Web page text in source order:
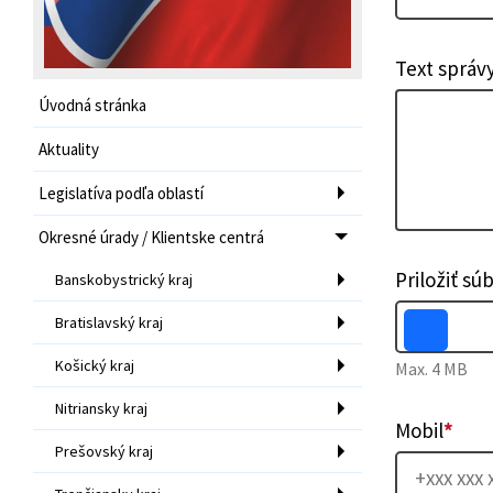
Úvodná stránka
Aktuality
Legislatíva podľa oblastí
Okresné úrady / Klientske centrá
Banskobystrický kraj
Bratislavský kraj
Košický kraj
Nitriansky kraj
Prešovský kraj
Text
Priložiť
Max. 4 MB
Mobil*